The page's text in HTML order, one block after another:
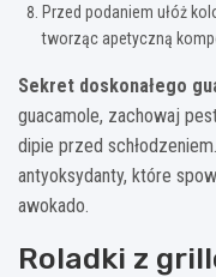
Przed podaniem ułóż
tworząc apetyczną
Sekret doskonałego
guacamole, zachowaj
dipie przed
antyoksydanty, które
awokado.
Roladki z